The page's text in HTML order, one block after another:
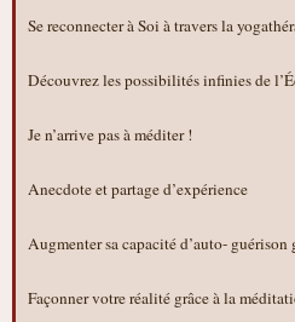
Se reconnecter à Soi à travers la
Découvrez les possibilités infinies de
Je n’arrive pas à méditer !
Anecdote et partage d’expérience
Augmenter sa capacité d’auto-
Façonner votre réalité grâce à la